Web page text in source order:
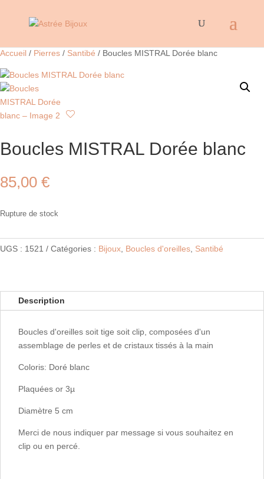
Accueil / Pierres / Santibé / Boucles MISTRAL Dorée blanc
Boucles MISTRAL Dorée blanc
85,00 €
Rupture de stock
UGS : 1521 Catégories : Bijoux Boucles d'oreilles Santibé
Description
Boucles d'oreilles soit tige soit clip, composées d'un
assemblage de perles et de cristaux tissés à la main
Coloris: Doré blanc
Plaquées or 3µ
Diamètre 5 cm
Merci de nous indiquer par message si vous souhaitez en
clip ou en percé.